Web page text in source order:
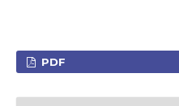
PDF